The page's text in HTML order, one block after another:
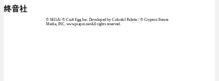
终音社
© SEGA / © Craft Egg Inc. Developed by Colorful Palette / © Crypton Future
Media, INC. www.piapro.netAll rights reserved.